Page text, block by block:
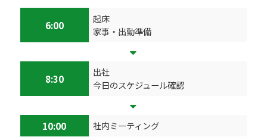
6:00
起床
家事・出勤準備
8:30
出社
今日のスケジュール確認
10:00 社内ミーティング